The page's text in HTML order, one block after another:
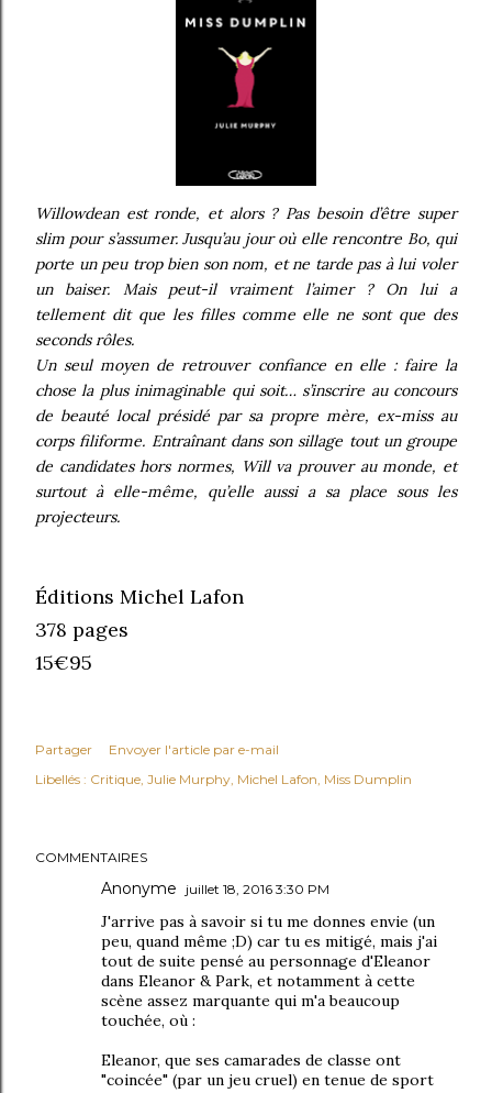
Willowdean est ronde, et alors ? Pas besoin d’être super
slim pour s’assumer. Jusqu’au jour où elle rencontre Bo, qui
porte un peu trop bien son nom, et ne tarde pas à lui voler
un baiser. Mais peut-il vraiment l’aimer ? On lui a
tellement dit que les filles comme elle ne sont que des
seconds rôles.
Un seul moyen de retrouver confiance en elle : faire la
chose la plus inimaginable qui soit… s’inscrire au concours
de beauté local présidé par sa propre mère, ex-miss au
corps filiforme. Entraînant dans son sillage tout un groupe
de candidates hors normes, Will va prouver au monde, et
surtout à elle-même, qu’elle aussi a sa place sous les
projecteurs.
Éditions Michel Lafon
378 pages
15€95
Partager
Envoyer l'article par e-mail
Libellés : Critique Julie Murphy Michel Lafon Miss Dumplin
COMMENTAIRES
Anonyme juillet 18, 2016 3:30 PM
J'arrive pas à savoir si tu me donnes envie (un
peu, quand même ;D) car tu es mitigé, mais j'ai
tout de suite pensé au personnage d'Eleanor
dans Eleanor & Park, et notamment à cette
scène assez marquante qui m'a beaucoup
touchée, où :
Eleanor, que ses camarades de classe ont
"coincée" (par un jeu cruel) en tenue de sport